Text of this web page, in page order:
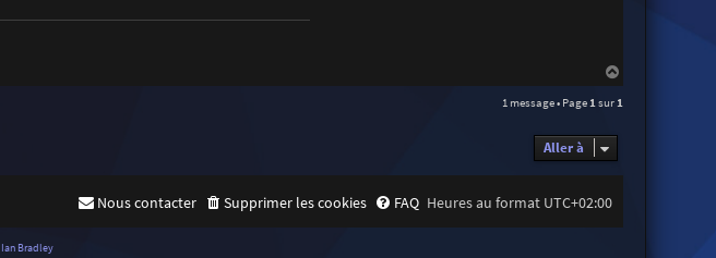
a
u
1 message • Page1sur1
Aller à
Heures au format UTC+02:00
FAQ
Supprimer les cookies
Nous contacter
Ian Bradley